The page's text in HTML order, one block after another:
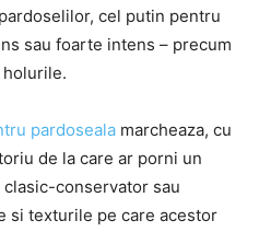
cel putin pentru
sau foarte intens – precum
holurile.
pardoseala marcheaza, cu
de la care ar porni un
conservator sau
si texturile pe care acestor